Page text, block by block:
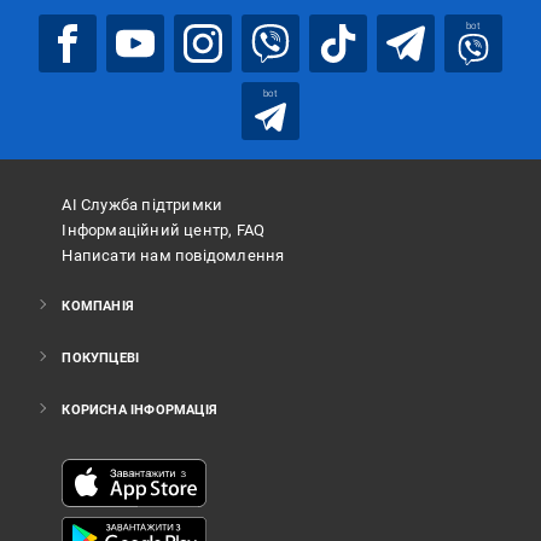
bot
bot
АІ Служба підтримки
Інформаційний центр, FAQ
Написати нам повідомлення
КОМПАНІЯ
ПОКУПЦЕВІ
КОРИСНА ІНФОРМАЦІЯ